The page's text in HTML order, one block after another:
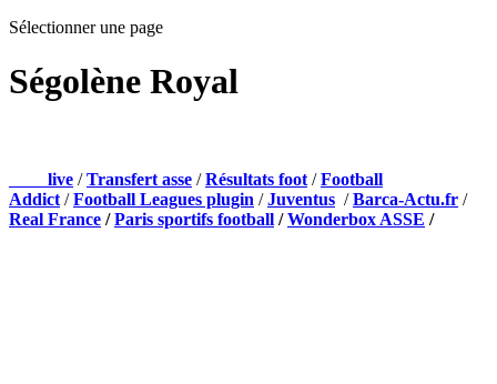
Sélectionner une page
Ségolène Royal
live /Transfert asse /Résultats foot /Football
Addict /Football Leagues plugin /Juventus /Barca-Actu.fr /
Real France /Paris sportifs football /Wonderbox ASSE /